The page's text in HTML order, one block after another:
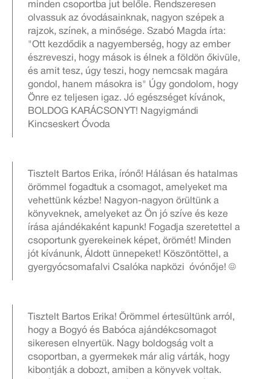
minden csoportba jut belőle. Rendszeresen
olvassuk az óvodásainknak, nagyon szépek a
rajzok, színek, a minősége. Szabó Magda írta:
"Ott kezdődik a nagyemberség, hogy az ember
észreveszi, hogy mások is élnek a földön őkivüle,
és amit tesz, úgy teszi, hogy nemcsak magára
gondol, hanem másokra is" Úgy gondolom, hogy
Önre ez teljesen igaz. Jó egészséget kívánok,
BOLDOG KARÁCSONYT! Nagyigmándi
Kincseskert Óvoda
Tisztelt Bartos Erika, írónő! Hálásan és hatalmas
örömmel fogadtuk a csomagot, amelyeket ma
vehettünk kézbe! Nagyon-nagyon örültünk a
könyveknek, amelyeket az Ön jó szíve és keze
írása ajándékaként kapunk! Fogadja szeretettel a
csoportunk gyerekeinek képet, örömét! Minden
jót kívánunk, Áldott ünnepeket! Köszöntöttel, a
gyergyócsomafalvi Csalóka napközi óvónője! ☺️
Tisztelt Bartos Erika! Örömmel értesültünk arról,
hogy a Bogyó és Babóca ajándékcsomagot
sikeresen elnyertük. Nagy boldogság volt a
csoportban, a gyermekek már alig várták, hogy
kibontják a dobozt, amiben a könyvek voltak.